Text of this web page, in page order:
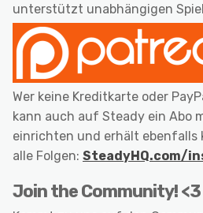
unterstützt unabhängigen
Wer keine Kreditkarte oder
kann auch auf Steady ein Abo
einrichten und erhält
alle Folgen: SteadyHQ.com/
Join the Community! <3